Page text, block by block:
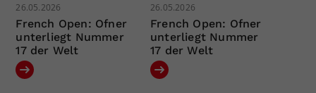
26.05.2026
French Open: Ofner
unterliegt Nummer
17 der Welt
26.05.2026
French Open: Ofner
unterliegt Nummer
17 der Welt